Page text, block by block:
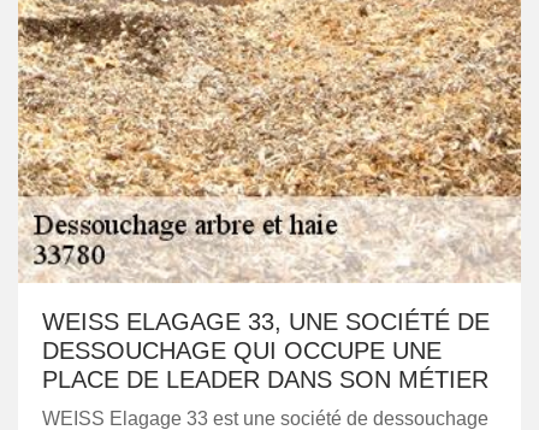
WEISS ELAGAGE 33, UNE SOCIÉTÉ DE
DESSOUCHAGE QUI OCCUPE UNE
PLACE DE LEADER DANS SON MÉTIER
WEISS Elagage 33 est une société de dessouchage